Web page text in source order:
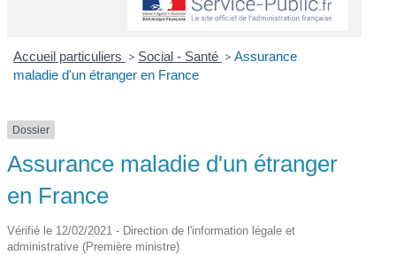
Accueil particuliers > Social - Santé > Assurance
maladie d'un étranger en France
Dossier
Assurance maladie d'un étranger
en France
Vérifié le 12/02/2021 - Direction de l'information légale et
administrative (Première ministre)